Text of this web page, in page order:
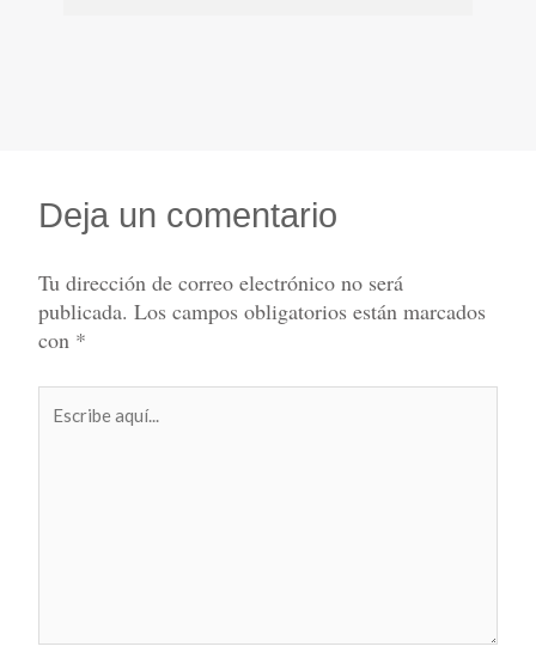
Deja un comentario
Tu dirección de correo electrónico no será
publicada. Los campos obligatorios están marcados
con *
aquí...